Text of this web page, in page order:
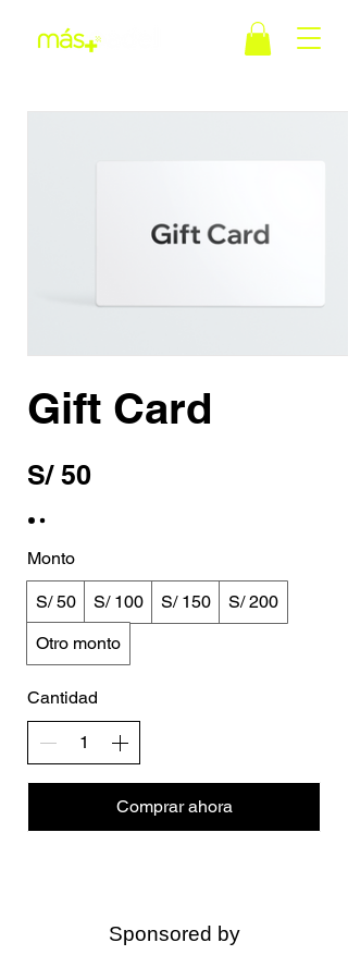
Gift Card
S/ 50
Monto
S/ 50 S/ 100 S/ 150
S/ 200
Otro monto
Cantidad
Comprar ahora
Sponsored by